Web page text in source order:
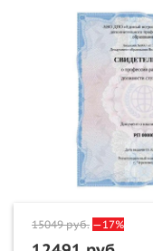
15049руб. —17%